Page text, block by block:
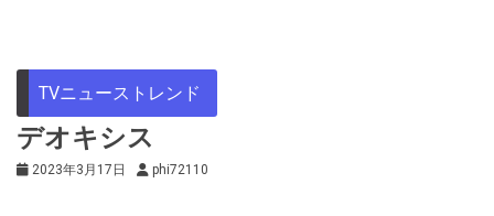
TVニューストレンド
デオキシス
2023年3月17日 phi72110